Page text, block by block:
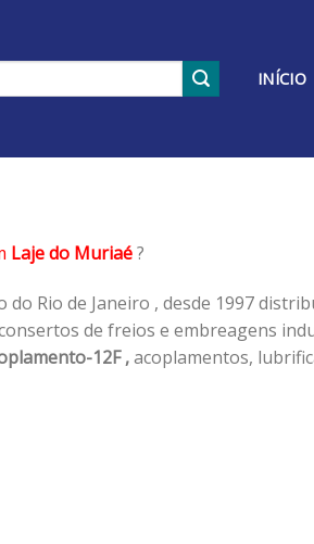
INÍCIO
Laje do Muriaé?
do Rio de Janeiro , desde 1997
de freios e embreagens
12F ,acoplamentos,